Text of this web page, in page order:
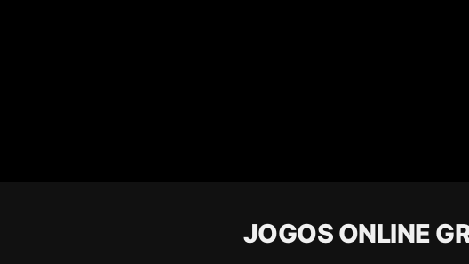
JOGOS ONLINE